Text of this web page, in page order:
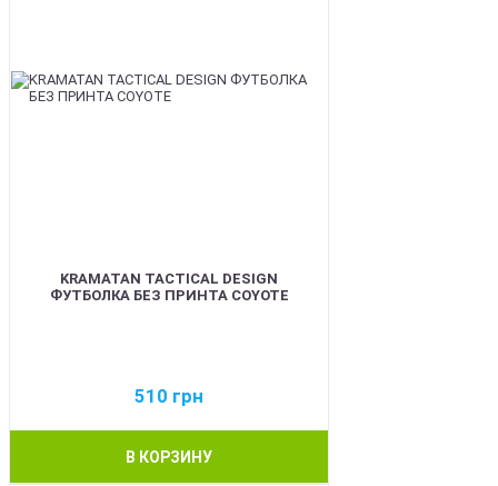
KRAMATAN TACTICAL DESIGN
ФУТБОЛКА БЕЗ ПРИНТА COYOTE
510 грн
В КОРЗИНУ